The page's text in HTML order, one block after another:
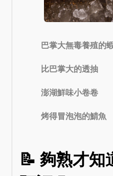
巴掌大無毒養殖的
比巴掌大的透抽
澎湖鮮味小卷卷
烤得冒泡泡的鯖魚
📝 夠熟才知